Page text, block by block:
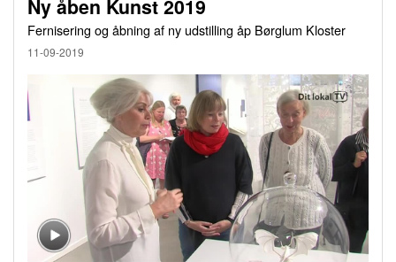
Ny åben Kunst 2019
Fernisering og åbning af ny udstilling åp Børglum Kloster
11-09-2019